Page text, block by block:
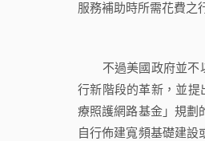
服務補助時所需花費之
不過美國政府並不以
行新階段的革新，並提
療照護網路基金」規劃
自行佈建寬頻基礎建設